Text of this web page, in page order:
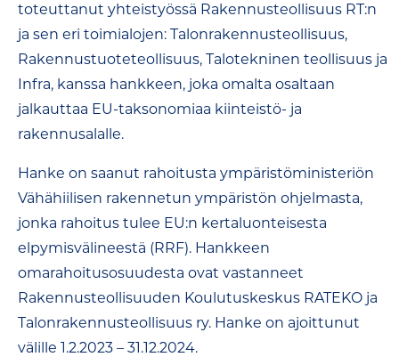
toteuttanut yhteistyössä Rakennusteollisuus RT:n
ja sen eri toimialojen: Talonrakennusteollisuus,
Rakennustuoteteollisuus, Talotekninen teollisuus ja
Infra, kanssa hankkeen, joka omalta osaltaan
jalkauttaa EU-taksonomiaa kiinteistö- ja
rakennusalalle.
Hanke on saanut rahoitusta ympäristöministeriön
Vähähiilisen rakennetun ympäristön ohjelmasta,
jonka rahoitus tulee EU:n kertaluonteisesta
elpymisvälineestä (RRF). Hankkeen
omarahoitusosuudesta ovat vastanneet
Rakennusteollisuuden Koulutuskeskus RATEKO ja
Talonrakennusteollisuus ry. Hanke on ajoittunut
välille 1.2.2023 – 31.12.2024.